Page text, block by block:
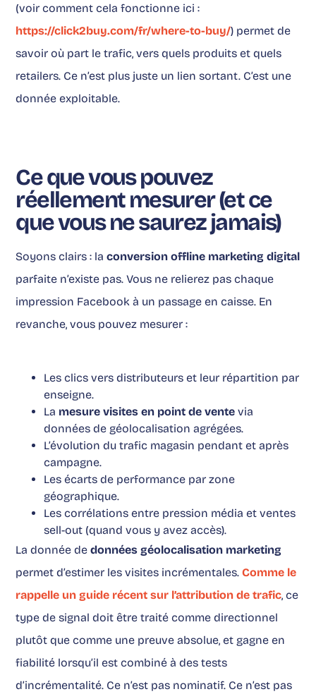
(voir comment cela fonctionne ici :
https://click2buy.com/fr/where-to-buy/) permet de
savoir où part le trafic, vers quels produits et quels
retailers. Ce n’est plus juste un lien sortant. C’est une
donnée exploitable.
Ce que vous pouvez
réellement mesurer (et ce
que vous ne saurez jamais)
Soyons clairs : laconversion offline marketing digital
parfaite n’existe pas. Vous ne relierez pas chaque
impression Facebook à un passage en caisse. En
revanche, vous pouvez mesurer :
Les clics vers distributeurs et leur répartition par
enseigne.
La mesure visites en point de vente via
données de géolocalisation agrégées.
L’évolution du trafic magasin pendant et après
campagne.
Les écarts de performance par zone
géographique.
Les corrélations entre pression média et ventes
sell-out (quand vous y avez accès).
La donnée dedonnées géolocalisation marketing
permet d’estimer les visites incrémentales.Comme le
rappelle un guide récent sur l’attribution de trafic, ce
type de signal doit être traité comme directionnel
plutôt que comme une preuve absolue, et gagne en
fiabilité lorsqu’il est combiné à des tests
d’incrémentalité. Ce n’est pas nominatif. Ce n’est pas